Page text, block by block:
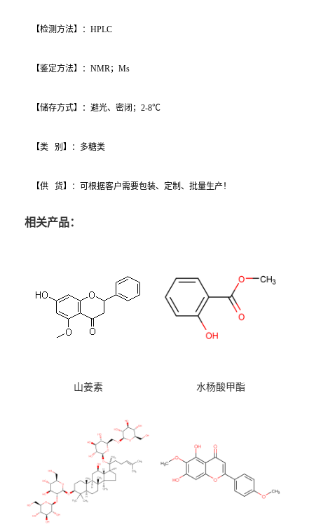
【检测方法】：HPLC
【鉴定方法】：NMR；Ms
【储存方式】：避光、密闭；2-8℃
【类 别】：多糖类
【供 货】：可根据客户需要包装、定制、批量生产！
相关产品：
山姜素 水杨酸甲酯